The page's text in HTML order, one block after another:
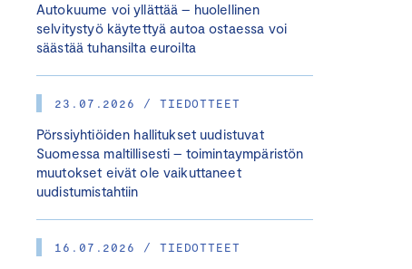
Autokuume voi yllättää – huolellinen
selvitystyö käytettyä autoa ostaessa voi
säästää tuhansilta euroilta
23.07.2026 / TIEDOTTEET
Pörssiyhtiöiden hallitukset uudistuvat
Suomessa maltillisesti – toimintaympäristön
muutokset eivät ole vaikuttaneet
uudistumistahtiin
16.07.2026 / TIEDOTTEET